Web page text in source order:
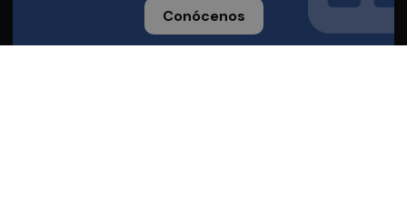
Conócenos